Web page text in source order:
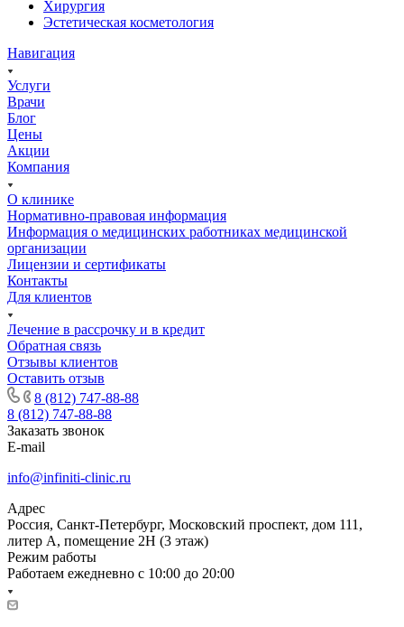
Хирургия
Эстетическая косметология
Навигация
Услуги
Врачи
Блог
Цены
Акции
Компания
О клинике
Нормативно-правовая информация
Информация о медицинских работниках медицинской
организации
Лицензии и сертификаты
Контакты
Для клиентов
Лечение в рассрочку и в кредит
Обратная связь
Отзывы клиентов
Оставить отзыв
8 (812) 747-88-88
8 (812) 747-88-88
Заказать звонок
E-mail
info@infiniti-clinic.ru
Адрес
Россия, Санкт-Петербург, Московский проспект, дом 111,
литер А, помещение 2Н (3 этаж)
Режим работы
Работаем ежедневно с 10:00 до 20:00